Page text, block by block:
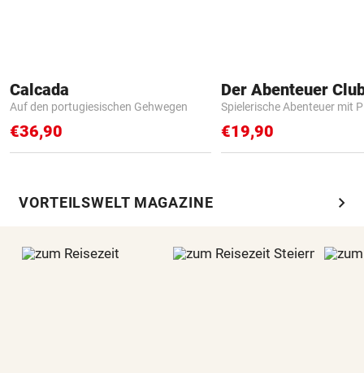
Calcada
Auf den portugiesischen Gehwegen
€36,90
Der Abenteuer
Spielerische Abenteuer mit
€19,90
VORTEILSWELT MAGAZINE chevron_right